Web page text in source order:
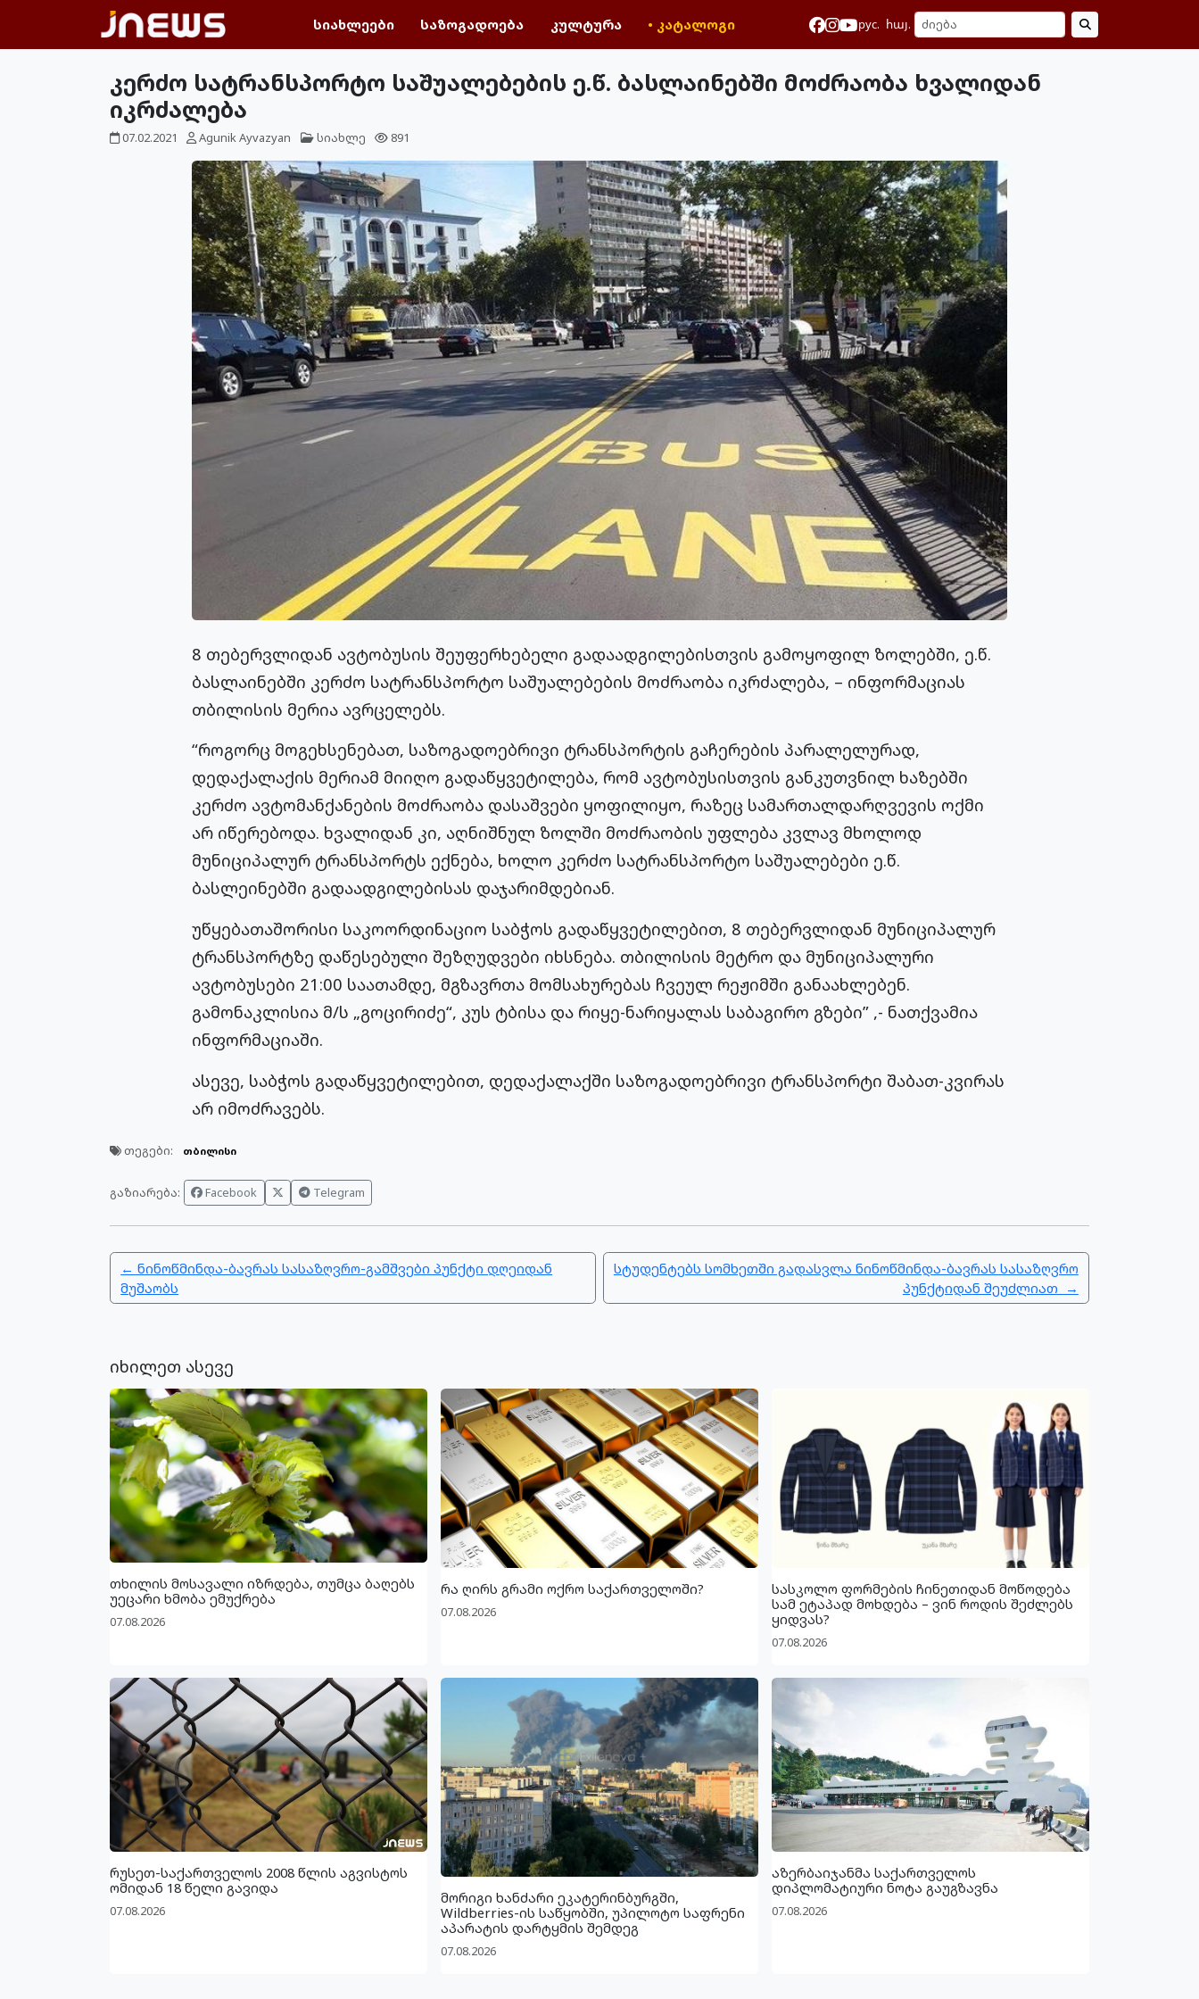
სიახლეები საზოგადოება კულტურა • კატალოგი рус. հայ.
კერძო სატრანსპორტო საშუალებების ე.წ. ბასლაინებში ​მოძრაობა ხვალიდან
იკრძალება
07.02.2021 Agunik Ayvazyan სიახლე 891
8 თებერვლიდან ავტობუსის შეუფერხებელი გადაადგილებისთვის გამოყოფილ ზოლებში, ე.წ.
ბასლაინებში კერძო სატრანსპორტო საშუალებების მოძრაობა იკრძალება, – ინფორმაციას
თბილისის მერია ავრცელებს.
“როგორც მოგეხსენებათ, საზოგადოებრივი ტრანსპორტის გაჩერების პარალელურად,
დედაქალაქის მერიამ მიიღო გადაწყვეტილება, რომ ავტობუსისთვის განკუთვნილ ხაზებში
კერძო ავტომანქანების მოძრაობა დასაშვები ყოფილიყო, რაზეც სამართალდარღვევის ოქმი
არ იწერებოდა. ხვალიდან კი, აღნიშნულ ზოლში მოძრაობის უფლება კვლავ მხოლოდ
მუნიციპალურ ტრანსპორტს ექნება, ხოლო კერძო სატრანსპორტო საშუალებები ე.წ.
ბასლეინებში გადაადგილებისას დაჯარიმდებიან.
უწყებათაშორისი საკოორდინაციო საბჭოს გადაწყვეტილებით, 8 თებერვლიდან მუნიციპალურ
ტრანსპორტზე დაწესებული შეზღუდვები იხსნება. თბილისის მეტრო და მუნიციპალური
ავტობუსები 21:00 საათამდე, მგზავრთა მომსახურებას ჩვეულ რეჟიმში განაახლებენ.
გამონაკლისია მ/ს „გოცირიძე“, კუს ტბისა და რიყე-ნარიყალას საბაგირო გზები” ,- ნათქვამია
ინფორმაციაში.
ასევე, საბჭოს გადაწყვეტილებით, დედაქალაქში საზოგადოებრივი ტრანსპორტი შაბათ-კვირას
არ იმოძრავებს.
თეგები: თბილისი
გაზიარება: Facebook Telegram
← ნინოწმინდა-ბავრას სასაზღვრო-გამშვები პუნქტი დღეიდან
მუშაობს
სტუდენტებს სომხეთში გადასვლა ნინოწმინდა-ბავრას სასაზღვრო
პუნქტიდან შეუძლიათ →
იხილეთ ასევე
თხილის მოსავალი იზრდება, თუმცა ბაღებს
უეცარი ხმობა ემუქრება
07.08.2026
რა ღირს გრამი ოქრო საქართველოში?
07.08.2026
სასკოლო ფორმების ჩინეთიდან მოწოდება
სამ ეტაპად მოხდება – ვინ როდის შეძლებს
ყიდვას?
07.08.2026
რუსეთ-საქართველოს 2008 წლის აგვისტოს
ომიდან 18 წელი გავიდა
07.08.2026
მორიგი ხანძარი ეკატერინბურგში,
Wildberries-ის საწყობში, უპილოტო საფრენი
აპარატის დარტყმის შემდეგ
07.08.2026
აზერბაიჯანმა საქართველოს
დიპლომატიური ნოტა გაუგზავნა
07.08.2026